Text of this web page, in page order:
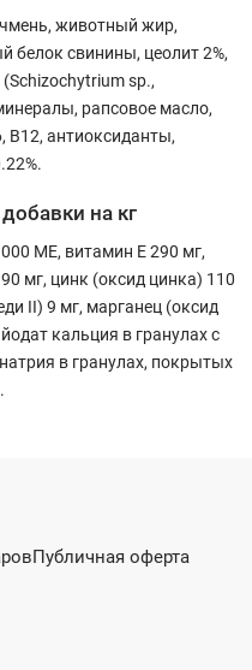
животный жир,
белок свинины, цеолит 2%,
sp.,
рапсовое масло,
B12, антиоксиданты,
на кг
МЕ, витамин E 290 мг,
мг, цинк (оксид цинка) 110
II) 9 мг, марганец (оксид
кальция в гранулах с
в гранулах, покрытых
Публичная оферта